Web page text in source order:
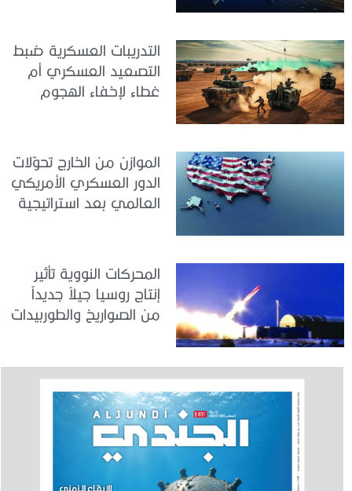
التدريبات العسكرية ضبط
التصعيد العسكري أم
غطاء لإخفاء الهجوم
الموازن من الخارج تحوّلات
الدور العسكري الأمريكي
العالمي بعد استراتيجية
المحركات النووية تأثير
إنتاج روسيا جيلاً جديداً
من الصواريخ والطوربيدات